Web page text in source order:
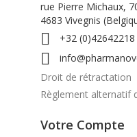
rue Pierre Michaux,
4683 Vivegnis
 +32 (0)42642218

Droit de rétractation
Règlement alternatif
Votre Compte